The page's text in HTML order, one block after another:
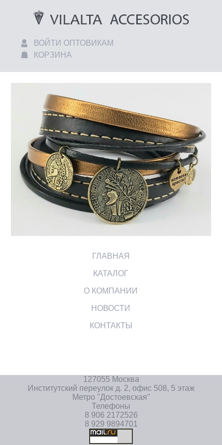
ВОЙТИ ОПТОВИКАМ
КОРЗИНА
ГЛАВНАЯ
КАТАЛОГ
О КОМПАНИИ
НОВОСТИ
КОНТАКТЫ
127055 Москва
Институтский переулок д. 2, офис 508, 5 этаж
Метро "Достоевская"
Телефоны
8 906 2172526
8 929 9894701